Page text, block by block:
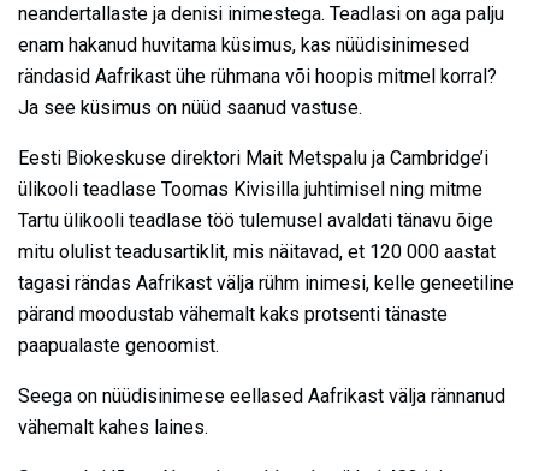
neandertallaste ja denisi inimestega. Teadlasi on aga palju
enam hakanud huvitama küsimus, kas nüüdisinimesed
rändasid Aafrikast ühe rühmana või hoopis mitmel korral?
Ja see küsimus on nüüd saanud vastuse.
Eesti Biokeskuse direktori Mait Metspalu ja Cambridge’i
ülikooli teadlase Toomas Kivisilla juhtimisel ning mitme
Tartu ülikooli teadlase töö tulemusel avaldati tänavu õige
mitu olulist teadusartiklit, mis näitavad, et 120 000 aastat
tagasi rändas Aafrikast välja rühm inimesi, kelle geneetiline
pärand moodustab vähemalt kaks protsenti tänaste
paapualaste genoomist.
Seega on nüüdisinimese eellased Aafrikast välja rännanud
vähemalt kahes laines.